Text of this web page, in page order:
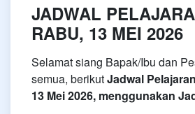
JADWAL
RABU, 13 MEI 2026
Selamat siang Bapak/Ibu dan
semua, berikutJadwal
13 Mei 2026, menggunakan